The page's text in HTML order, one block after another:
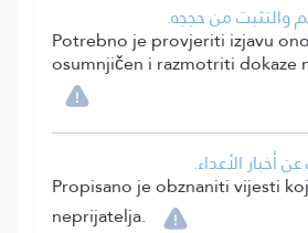
والتثبت من حججه.
Potrebno je provjeriti izjavu
osumnjičen i razmotriti dokaze
الأعداء.
Propisano je obznaniti vijesti
neprijatelja.